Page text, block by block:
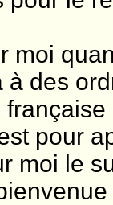
moi
à des
pour
moi le